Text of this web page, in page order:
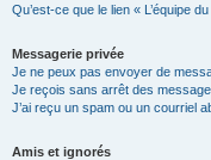
Qu’est-ce que le lien « L’équipe
Messagerie privée
Je ne peux pas envoyer de
Je reçois sans arrêt des
J’ai reçu un spam ou un courriel
Amis et ignorés